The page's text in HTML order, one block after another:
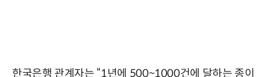
한국은행 관계자는 “1년에 500~1000건에 달하는 종이